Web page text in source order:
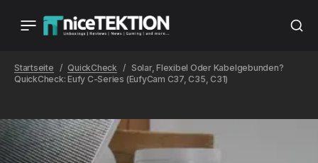
Startseite QuickCheck
Solar, Flexibel Oder Kabelgebunden?
QuickCheck: Eufy C-Series (eufyCam C37, C35, C31)